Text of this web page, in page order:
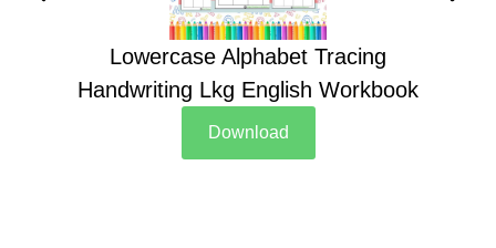
Lowercase Alphabet Tracing
Handwriting Lkg English Workbook
Download